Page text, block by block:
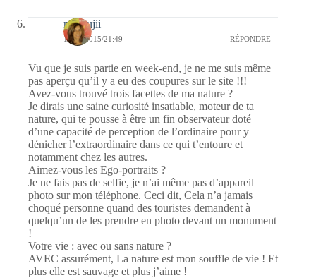
missfujii
19/04/2015/21:49 RÉPONDRE
Vu que je suis partie en week-end, je ne me suis même
pas aperçu qu’il y a eu des coupures sur le site !!!
Avez-vous trouvé trois facettes de ma nature ?
Je dirais une saine curiosité insatiable, moteur de ta
nature, qui te pousse à être un fin observateur doté
d’une capacité de perception de l’ordinaire pour y
dénicher l’extraordinaire dans ce qui t’entoure et
notamment chez les autres.
Aimez-vous les Ego-portraits ?
Je ne fais pas de selfie, je n’ai même pas d’appareil
photo sur mon téléphone. Ceci dit, Cela n’a jamais
choqué personne quand des touristes demandent à
quelqu’un de les prendre en photo devant un monument
!
Votre vie : avec ou sans nature ?
AVEC assurément, La nature est mon souffle de vie ! Et
plus elle est sauvage et plus j’aime !